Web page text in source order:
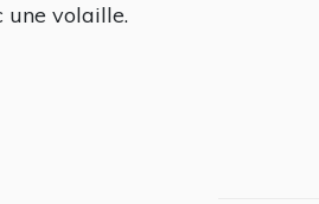
une volaille.